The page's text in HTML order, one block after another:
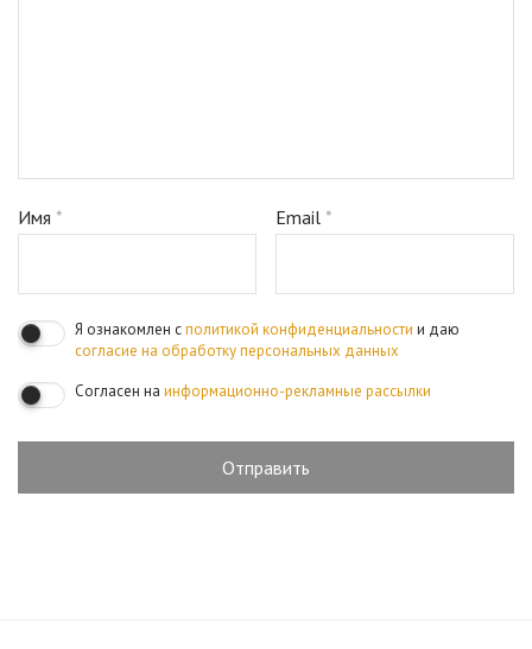
Имя * Email*
Я ознакомлен сполитикой конфиденциальности и даю
согласие на обработку персональных данных
Согласен на информационно-рекламные рассылки